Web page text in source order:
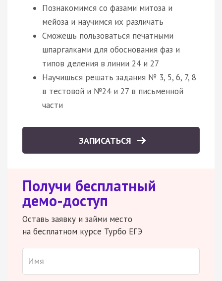
Познакомимся со фазами митоза и
мейоза и научимся их различать
Сможешь пользоваться печатными
шпаргалками для обоснования фаз и
типов деления в линии 24 и 27
Научишься решать задания № 3, 5, 6, 7, 8
в тестовой и №24 и 27 в письменной
части
ЗАПИСАТЬСЯ
Получи бесплатный
демо-доступ
Оставь заявку и займи место
на бесплатном курсе Турбо ЕГЭ